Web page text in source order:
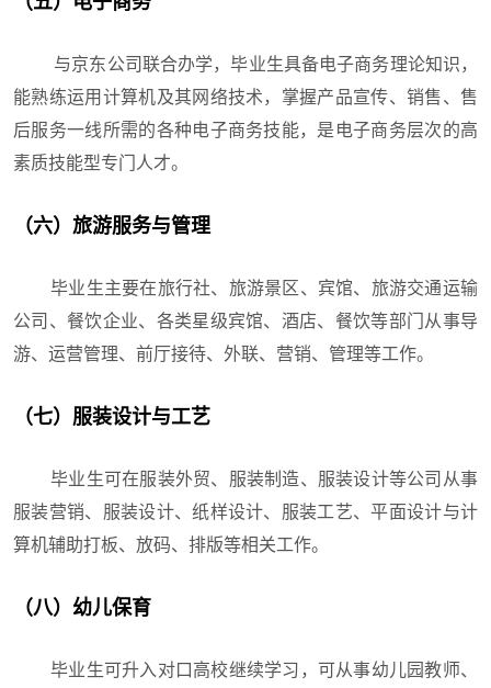
与京东公司联合办学，毕业生具备电子商务理论知识，
能熟练运用计算机及其网络技术，掌握产品宣传、销售、售
后服务一线所需的各种电子商务技能，是电子商务层次的高
素质技能型专门人才。
（六）旅游服务与管理
毕业生主要在旅行社、旅游景区、宾馆、旅游交通运输
公司、餐饮企业、各类星级宾馆、酒店、餐饮等部门从事导
游、运营管理、前厅接待、外联、营销、管理等工作。
（七）服装设计与工艺
毕业生可在服装外贸、服装制造、服装设计等公司从事
服装营销、服装设计、纸样设计、服装工艺、平面设计与计
算机辅助打板、放码、排版等相关工作。
（八）幼儿保育
毕业生可升入对口高校继续学习，可从事幼儿园教师、